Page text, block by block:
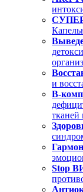
и
В-
тканей
Stop